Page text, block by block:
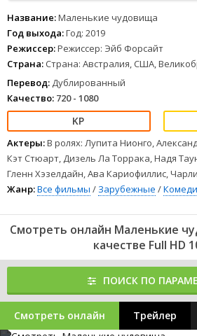
Название:Маленькие чудовища
Год выхода:Год: 2019
Режиссер:Режиссер: Эйб Форсайт
Страна: Страна: Австралия, США,
Перевод: Дублированный
Качество: 720 - 1080
Актеры:В ролях: Лупита Нионго,
Кэт Стюарт, Дизель Ла Торрака, Надя
Гленн Хэзелдайн, Ава Кариофиллис,
Жанр:Все фильмы / Зарубежные /
Смотреть онлайн Маленькие
качестве Full HD
ПОИСК ПО
Смотреть онлайн Трейлер